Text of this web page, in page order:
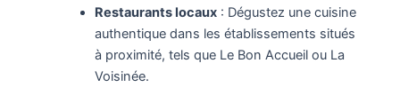
Restaurants locaux: Dégustez une cuisine
authentique dans les établissements situés
à proximité, tels que Le Bon Accueil ou La
Voisinée.